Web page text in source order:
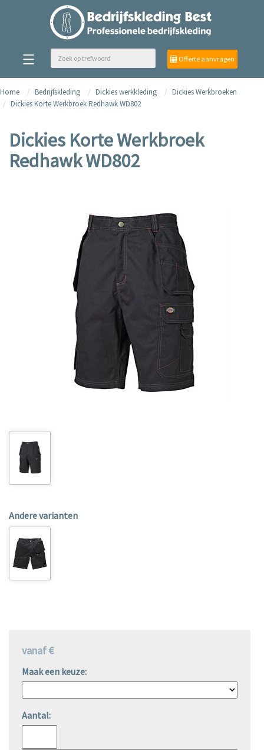
Offerte aanvragen
Home Bedrijfskleding Dickies werkkleding
Dickies Werkbroeken
Dickies Korte Werkbroek Redhawk WD802
Dickies Korte Werkbroek
Redhawk WD802
Andere varianten
vanaf €
Maak een keuze:
Aantal: